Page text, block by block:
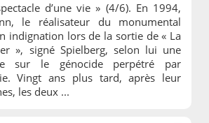
d’une vie » (4/6). En 1994,
le réalisateur du monumental
indignation lors de la sortie de « La
», signé Spielberg, selon lui une
sur le génocide perpétré par
Vingt ans plus tard, après leur
les deux ...